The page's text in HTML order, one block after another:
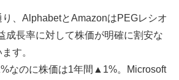
、AlphabetとAmazonはPEGレシオ
成長率に対して株価が明確に割安な
す。
なのに株価は1年間▲1%。Microsoft